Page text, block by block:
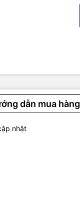
dẫn mua hàng
nhật